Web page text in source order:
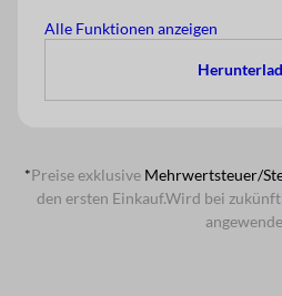
Alle Funktionen anzeigen
*Preise exklusive Mehrwertsteuer/
den ersten Einkauf.Wird bei